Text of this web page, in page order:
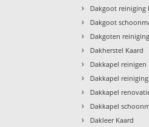
› Dakgoot reiniging
› Dakgoot
› Dakgoten
› Dakherstel Kaard
› Dakkapel reinigen
› Dakkapel
› Dakkapel
› Dakkapel
› Dakleer Kaard